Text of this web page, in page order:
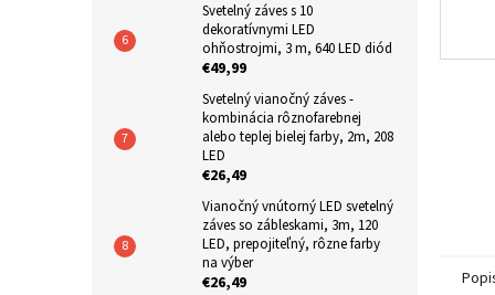
Svetelný záves s 10
dekoratívnymi LED
ohňostrojmi, 3 m, 640 LED diód
€49,99
Svetelný vianočný záves -
kombinácia rôznofarebnej
alebo teplej bielej farby, 2m, 208
LED
€26,49
Vianočný vnútorný LED svetelný
záves so zábleskami, 3m, 120
LED, prepojiteľný, rôzne farby
na výber
€26,49